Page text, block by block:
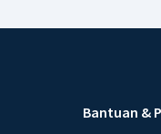
Bantuan &